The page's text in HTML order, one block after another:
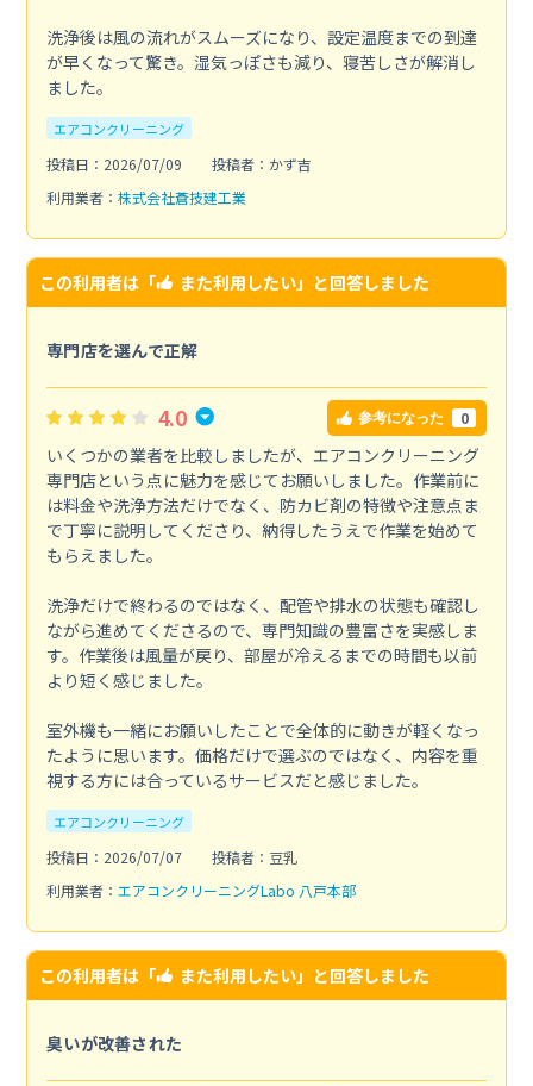
洗浄後は風の流れがスムーズになり、設定温度までの到達
が早くなって驚き。湿気っぽさも減り、寝苦しさが解消し
ました。
エアコンクリーニング
投稿日：2026/07/09
投稿者：かず吉
利用業者： 株式会社蒼技建工業
この利用者は「 また利用したい」と回答しました
専門店を選んで正解
4.0 参考になった 0
いくつかの業者を比較しましたが、エアコンクリーニング
専門店という点に魅力を感じてお願いしました。作業前に
は料金や洗浄方法だけでなく、防カビ剤の特徴や注意点ま
で丁寧に説明してくださり、納得したうえで作業を始めて
もらえました。
洗浄だけで終わるのではなく、配管や排水の状態も確認し
ながら進めてくださるので、専門知識の豊富さを実感しま
す。作業後は風量が戻り、部屋が冷えるまでの時間も以前
より短く感じました。
室外機も一緒にお願いしたことで全体的に動きが軽くなっ
たように思います。価格だけで選ぶのではなく、内容を重
視する方には合っているサービスだと感じました。
エアコンクリーニング
投稿日：2026/07/07
投稿者：豆乳
利用業者： エアコンクリーニングLabo 八戸本部
この利用者は「 また利用したい」と回答しました
臭いが改善された